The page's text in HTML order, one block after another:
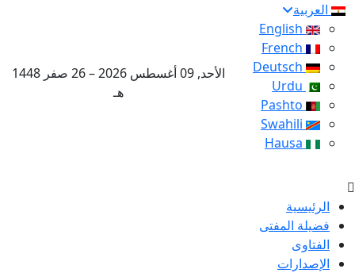
العربية
الأحد, 09 أغسطس 2026 – 26 صفر 1448
هـ
الرئيسية
فضيلة المفتى
الفتاوى
الإصدارات